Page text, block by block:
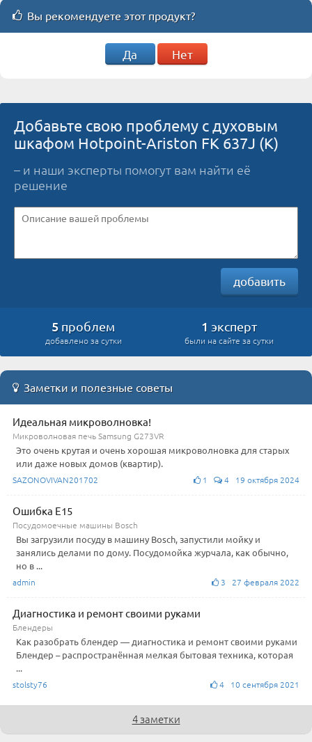
Вы рекомендуете этот продукт?
Да Нет
Добавьте свою проблему с духовым
шкафом Hotpoint-Ariston FK 637J (K)
– и наши эксперты помогут вам найти её
решение
добавить
5 проблем
добавлено за сутки
1 эксперт
были на сайте за сутки
Заметки и полезные советы
Идеальная микроволновка!
Микроволновая печь Samsung G273VR
Это очень крутая и очень хорошая микроволновка для старых
или даже новых домов (квартир).
SAZONOVIVAN201702 1 4 19 октября 2024
Ошибка E15
Посудомоечные машины Bosch
Вы загрузили посуду в машину Bosch, запустили мойку и
занялись делами по дому. Посудомойка журчала, как обычно,
но в ...
admin 3 27 февраля 2022
Диагностика и ремонт своими руками
Блендеры
Как разобрать блендер — диагностика и ремонт своими руками
Блендер – распространённая мелкая бытовая техника, которая
...
stolsty76 4 10 сентября 2021
4 заметки